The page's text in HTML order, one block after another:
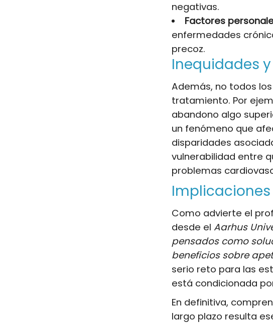
negativas.
Factores
enfermedades
precoz.
Inequidades
Además, no todos
tratamiento. Por
abandono algo
un fenómeno que
disparidades
vulnerabilidad entre
problemas
Como advierte el
desde el Aarhus
pensados como
beneficios sobre
serio reto para las
está condicionada
En definitiva,
largo plazo resulta